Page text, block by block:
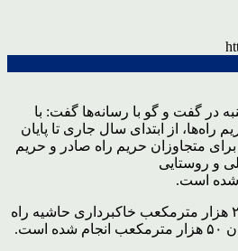
در گفت و گو با رسانه‌ها گفت: با
راه‌ها، از ابتدای سال جاری تا پایان
اخطار برای متجاوزان حریم راه صادر و حریم
و روستایی
شده است.
وی گفت: در این ۱۱ ماهه ۲۰ هزار مترمکعب خاکبرداری حاشیه راه